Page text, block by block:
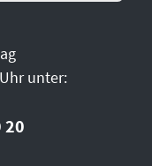
unter:
20